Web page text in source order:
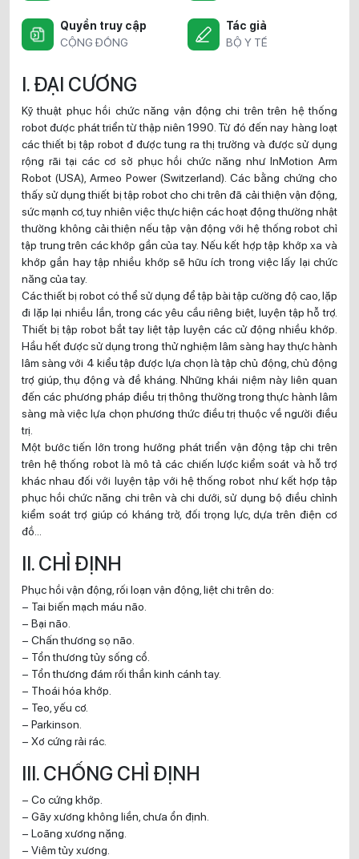
Quyền truy cập
CỘNG ĐỒNG
Tác giả
BỘ Y TẾ
I. ĐẠI CƯƠNG
Kỹ thuật phục hồi chức năng vận động chi trên trên hệ thống
robot được phát triển từ thập niên 1990. Từ đó đến nay hàng loạt
các thiết bị tập robot đ được tung ra thị trường và được sử dụng
rộng rãi tại các cơ sở phục hồi chức năng như InMotion Arm
Robot (USA), Armeo Power (Switzerland). Các bằng chứng cho
thấy sử dụng thiết bị tập robot cho chi trên đã cải thiện vận động,
sức mạnh cơ, tuy nhiên việc thực hiện các hoạt động thường nhật
thường không cải thiện nếu tập vận động với hệ thống robot chỉ
tập trung trên các khớp gần của tay. Nếu kết hợp tập khớp xa và
khớp gần hay tập nhiều khớp sẽ hữu ích trong việc lấy lại chức
năng của tay.
Các thiết bị robot có thể sử dụng để tập bài tập cường độ cao, lặp
đi lặp lại nhiều lần, trong các yêu cầu riêng biệt, luyện tập hỗ trợ.
Thiết bị tập robot bắt tay liệt tập luyện các cử động nhiều khớp.
Hầu hết được sử dụng trong thử nghiệm lâm sàng hay thực hành
lâm sàng với 4 kiểu tập được lựa chọn là tập chủ động, chủ động
trợ giúp, thụ động và đề kháng. Những khái niệm này liên quan
đến các phương pháp điều trị thông thường trong thực hành lâm
sàng mà việc lựa chọn phương thức điều trị thuộc về người điều
trị.
Một bước tiến lớn trong hướng phát triển vận động tập chi trên
trên hệ thống robot là mô tả các chiến lược kiểm soát và hỗ trợ
khác nhau đối với luyện tập với hệ thống robot như kết hợp tập
phục hồi chức năng chi trên và chi dưới, sử dụng bộ điều chỉnh
kiểm soát trợ giúp có kháng trở, đối trọng lực, dựa trên điện cơ
đồ…
II. CHỈ ĐỊNH
Phục hồi vận động, rối loạn vận động, liệt chi trên do:
– Tai biến mạch máu não.
– Bại não.
– Chấn thương sọ não.
– Tổn thương tủy sống cổ.
– Tổn thương đám rối thần kinh cánh tay.
– Thoái hóa khớp.
– Teo, yếu cơ.
– Parkinson.
– Xơ cứng rải rác.
III. CHỐNG CHỈ ĐỊNH
– Co cứng khớp.
– Gãy xương không liền, chưa ổn định.
– Loãng xương nặng.
– Viêm tủy xương.